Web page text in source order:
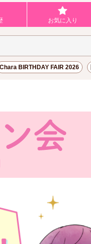
お気に入り
Chara BIRTHDAY FAIR 2026